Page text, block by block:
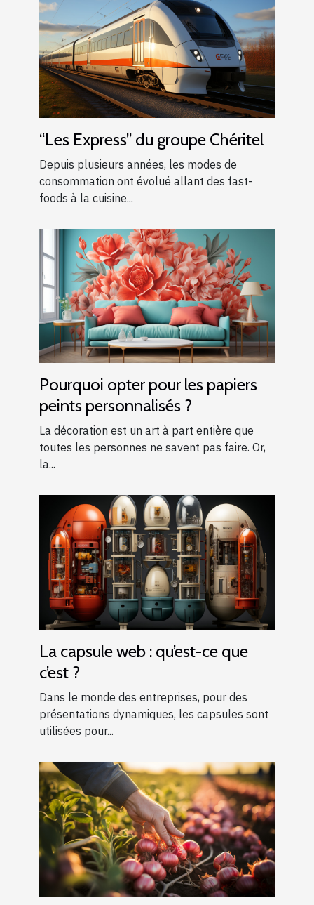
“Les Express” du groupe Chéritel
Depuis plusieurs années, les modes de
consommation ont évolué allant des fast-
foods à la cuisine...
Pourquoi opter pour les papiers
peints personnalisés ?
La décoration est un art à part entière que
toutes les personnes ne savent pas faire. Or,
la...
La capsule web : qu’est-ce que
c’est ?
Dans le monde des entreprises, pour des
présentations dynamiques, les capsules sont
utilisées pour...